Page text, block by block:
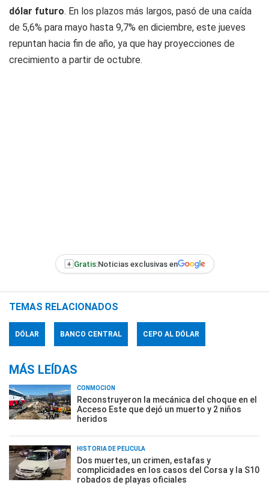
dólar futuro. En los plazos más largos, pasó de una caída
de 5,6% para mayo hasta 9,7% en diciembre, este jueves
repuntan hacia fin de año, ya que hay proyecciones de
crecimiento a partir de octubre.
+ Gratis:Noticias exclusivas en
TEMAS RELACIONADOS
DÓLAR BANCO CENTRAL CEPO AL DÓLAR
MÁS LEÍDAS
CONMOCIÓN
Reconstruyeron la mecánica del choque en el
Acceso Este que dejó un muerto y 2 niños
heridos
HISTORIA DE PELÍCULA
Dos muertes, un crimen, estafas y
complicidades en los casos del Corsa y la S10
robados de playas oficiales